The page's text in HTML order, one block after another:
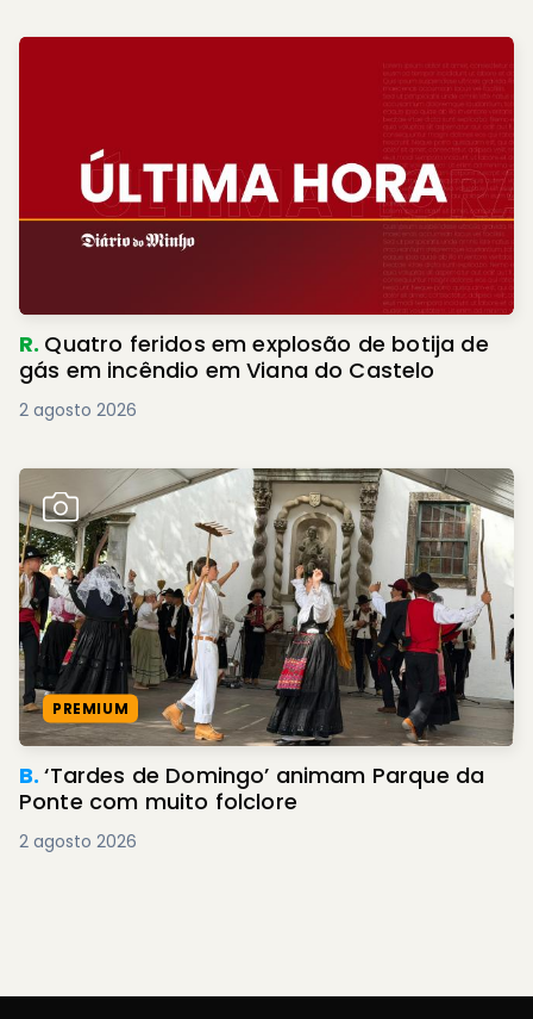
R. Quatro feridos em explosão de botija de
gás em incêndio em Viana do Castelo
2 agosto 2026
PREMIUM
B.‘Tardes de Domingo’ animam Parque da
Ponte com muito folclore
2 agosto 2026